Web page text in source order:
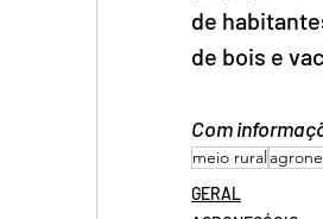
de
de bois e
Com
meio rural
GERAL